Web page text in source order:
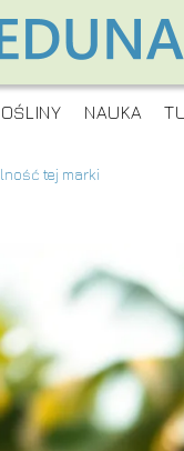
NAUKA
tej marki